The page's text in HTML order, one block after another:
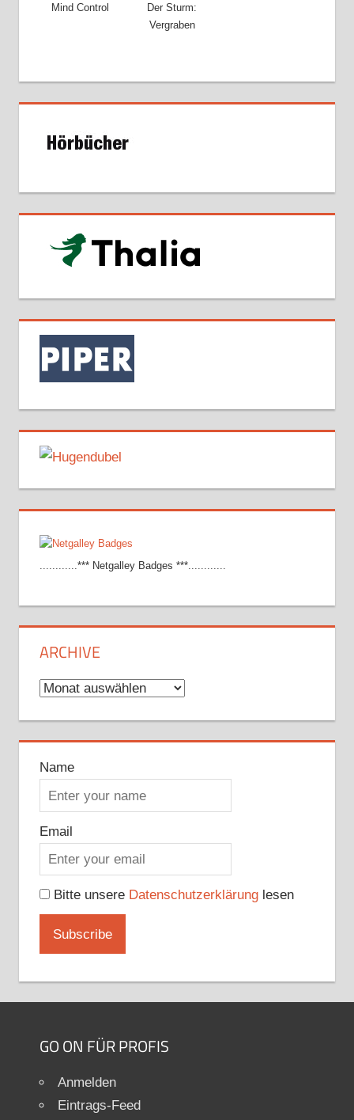
Mind Control
Der Sturm:
Vergraben
............*** Netgalley Badges ***............
ARCHIVE
Archive
Name
Email
Bitte unsere Datenschutzerklärunglesen
GO ON FÜR PROFIS
Anmelden
Eintrags-Feed